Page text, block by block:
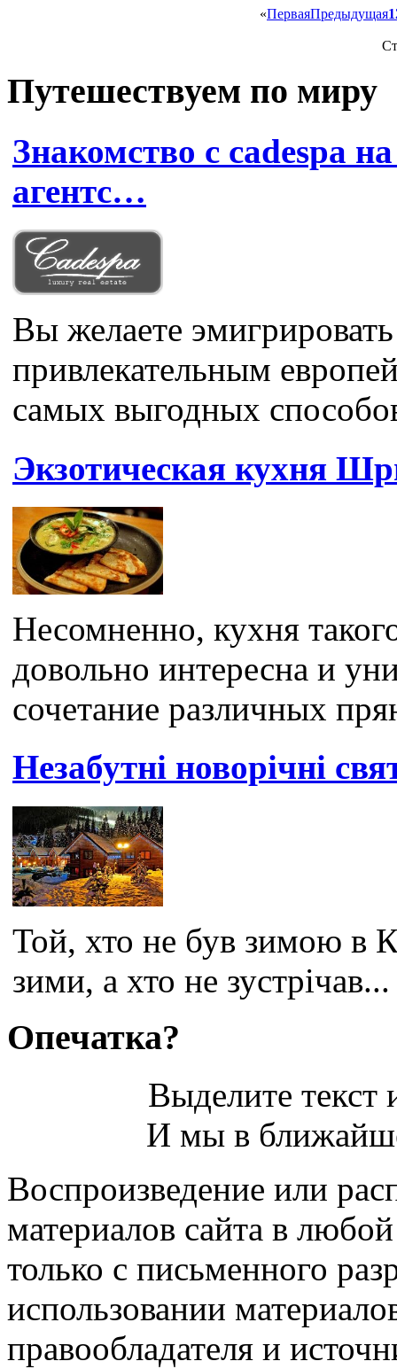
«ПерваяПредыдущая1
Путешествуем по миру
Знакомство с cadespa
агентс…
Вы желаете
привлекательным
самых выгодных
Экзотическая кухня
Несомненно, кухня
довольно интересна и
сочетание различных
Незабутні новорічні
Той, хто не був зимою в
зими, а хто не зустрічав...
Опечатка?
Выделите
И мы в
Воспроизведение или
материалов сайта в
только с письменного
использовании
правообладателя и